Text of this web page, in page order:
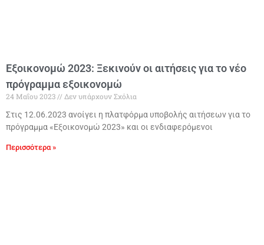
Εξοικονομώ 2023: Ξεκινούν οι αιτήσεις για το νέο
πρόγραμμα εξοικονομώ
24 Μαΐου 2023
Δεν υπάρχουν Σχόλια
Στις 12.06.2023 ανοίγει η πλατφόρμα υποβολής αιτήσεων για το
πρόγραμμα «Εξοικονομώ 2023» και οι ενδιαφερόμενοι
Περισσότερα »